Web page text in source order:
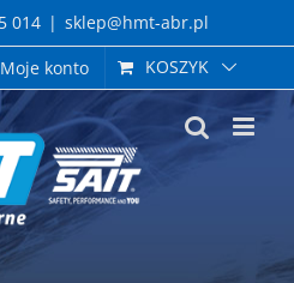
014 | sklep@hmt-abr.pl
Moje konto
KOSZYK